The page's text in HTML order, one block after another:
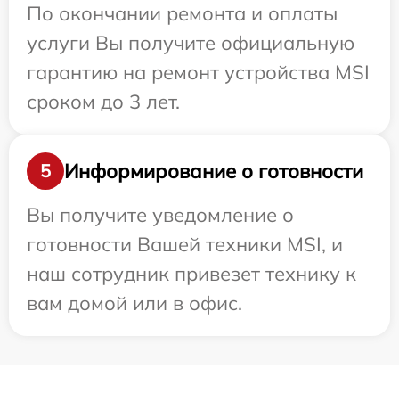
По окончании ремонта и оплаты
услуги Вы получите официальную
гарантию на ремонт устройства MSI
сроком до 3 лет.
5
Информирование о готовности
Вы получите уведомление о
готовности Вашей техники MSI, и
наш сотрудник привезет технику к
вам домой или в офис.